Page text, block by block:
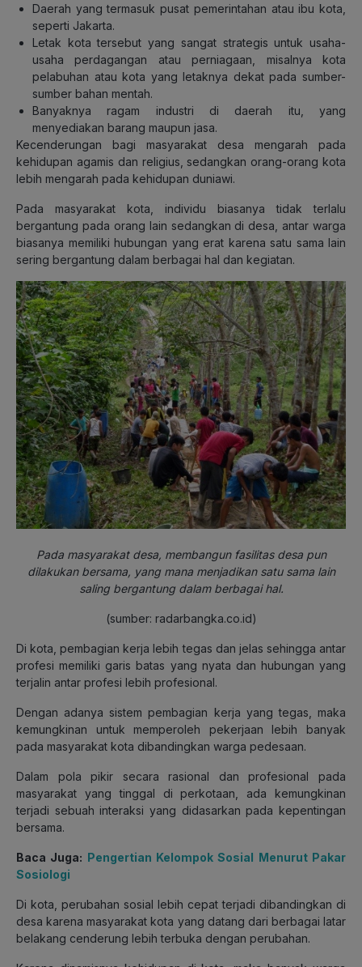
Daerah yang termasuk pusat pemerintahan atau ibu kota,
seperti Jakarta.
Letak kota tersebut yang sangat strategis untuk usaha-
usaha perdagangan atau perniagaan, misalnya kota
pelabuhan atau kota yang letaknya dekat pada sumber-
sumber bahan mentah.
Banyaknya ragam industri di daerah itu, yang
menyediakan barang maupun jasa.
Kecenderungan bagi masyarakat desa mengarah pada
kehidupan agamis dan religius, sedangkan orang-orang kota
lebih mengarah pada kehidupan duniawi.
Pada masyarakat kota, individu biasanya tidak terlalu
bergantung pada orang lain sedangkan di desa, antar warga
biasanya memiliki hubungan yang erat karena satu sama lain
sering bergantung dalam berbagai hal dan kegiatan.
Pada masyarakat desa, membangun fasilitas desa pun
dilakukan bersama, yang mana menjadikan satu sama lain
saling bergantung dalam berbagai hal.
(sumber: radarbangka.co.id)
Di kota, pembagian kerja lebih tegas dan jelas sehingga antar
profesi memiliki garis batas yang nyata dan hubungan yang
terjalin antar profesi lebih profesional.
Dengan adanya sistem pembagian kerja yang tegas, maka
kemungkinan untuk memperoleh pekerjaan lebih banyak
pada masyarakat kota dibandingkan warga pedesaan.
Dalam pola pikir secara rasional dan profesional pada
masyarakat yang tinggal di perkotaan, ada kemungkinan
terjadi sebuah interaksi yang didasarkan pada kepentingan
bersama.
Baca Juga: Pengertian Kelompok Sosial Menurut Pakar
Sosiologi
Di kota, perubahan sosial lebih cepat terjadi dibandingkan di
desa karena masyarakat kota yang datang dari berbagai latar
belakang cenderung lebih terbuka dengan perubahan.